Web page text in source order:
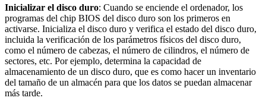
Inicializar el disco duro: Cuando se enciende el ordenador, los
programas del chip BIOS del disco duro son los primeros en
activarse. Inicializa el disco duro y verifica el estado del disco duro,
incluida la verificación de los parámetros físicos del disco duro,
como el número de cabezas, el número de cilindros, el número de
sectores, etc. Por ejemplo, determina la capacidad de
almacenamiento de un disco duro, que es como hacer un inventario
del tamaño de un almacén para que los datos se puedan almacenar
más tarde.